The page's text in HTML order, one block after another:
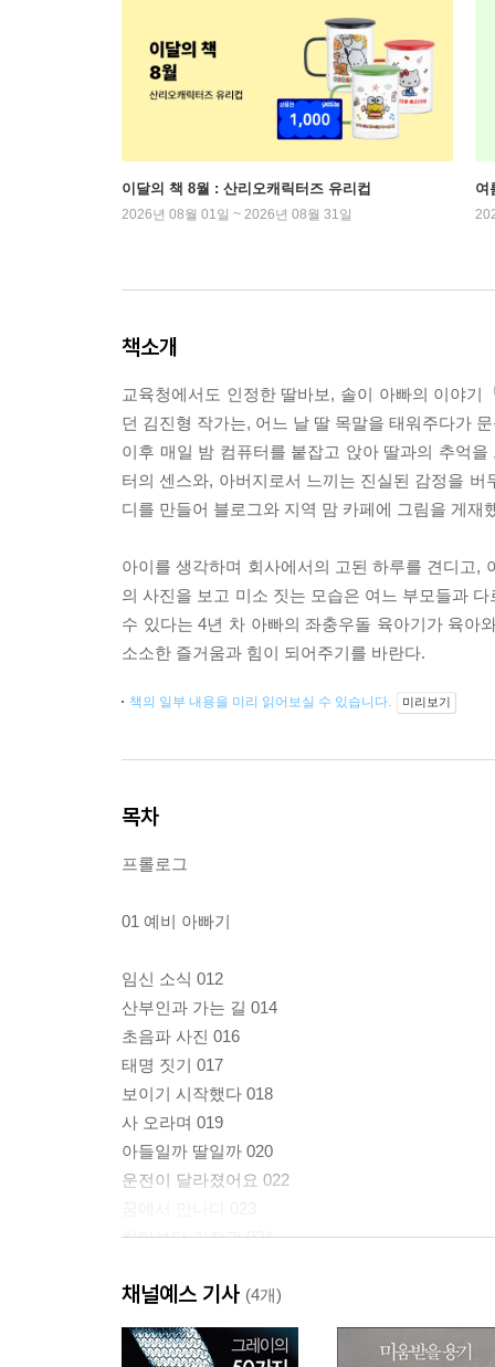
이달의 책 8월 : 산리오캐릭터즈 유리컵
2026년 08월 01일 ~ 2026년 08월 31일
여
책소개
교육청에서도 인정한 딸바보, 솔이 아빠의 이야
던 김진형 작가는, 어느 날 딸 목말을 태워주다가
이후 매일 밤 컴퓨터를 붙잡고 앉아 딸과의 추억을
터의 센스와, 아버지로서 느끼는 진실된 감정을 버
디를 만들어 블로그와 지역 맘 카페에 그림을 게재
아이를 생각하며 회사에서의 고된 하루를 견디고,
의 사진을 보고 미소 짓는 모습은 여느 부모들과
수 있다는 4년 차 아빠의 좌충우돌 육아기가 육아
소소한 즐거움과 힘이 되어주기를 바란다.
책의 일부 내용을 미리 읽어보실 수 있습니다. 미리보기
목차
프롤로그
01 예비 아빠기
임신 소식 012
산부인과 가는 길 014
초음파 사진 016
태명 짓기 017
보이기 시작했다 018
사 오라며 019
아들일까 딸일까 020
운전이 달라졌어요 022
치마보다 기저귀 024
몰래 먹기 026
상전 놀이 028
발차기 030
채널예스 기사 (4개)